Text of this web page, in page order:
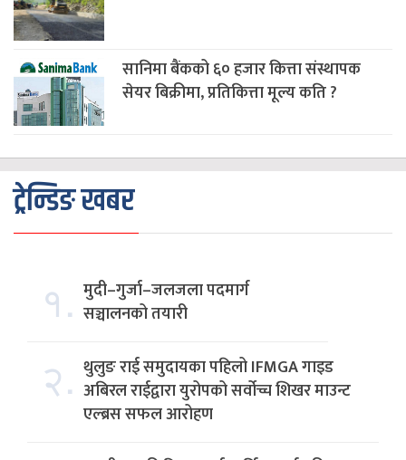
सानिमा बैंकको ६० हजार कित्ता संस्थापक
सेयर बिक्रीमा, प्रतिकित्ता मूल्य कति ?
ट्रेन्डिङ खबर
१. मुदी–गुर्जा–जलजला पदमार्ग
सञ्चालनको तयारी
२. थुलुङ राई समुदायका पहिलो IFMGA गाइड
अबिरल राईद्वारा युरोपको सर्वोच्च शिखर माउन्ट
एल्ब्रस सफल आरोहण